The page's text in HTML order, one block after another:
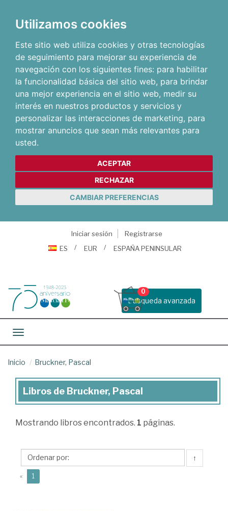
Utilizamos cookies
Este sitio web utiliza cookies y otras tecnologías
de seguimiento para mejorar su experiencia de
navegación con los siguientes fines: para habilitar
la funcionalidad básica del sitio web, para brindar
una mejor experiencia en el sitio web, medir su
interés en nuestros productos y servicios y
personalizar las interacciones de marketing, para
mostrar anuncios que sean más relevantes para
usted.
ACEPTAR
RECHAZAR
CAMBIAR PREFERENCIAS
Iniciar sesión
Registrarse
ES
EUR ESPAÑA PENINSULAR
Busqueda avanzada
0
Toggle navigation
Inicio Bruckner, Pascal
Libros
Bruckner,
Libros de Bruckner, Pascal
Mostrando libros encontrados. 1 páginas.
↑
« 1